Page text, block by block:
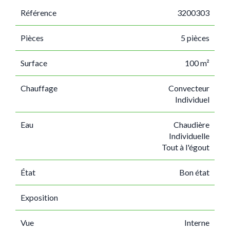
Référence 3200303
Pièces 5 pièces
Surface 100 m²
Chauffage
Convecteur
Individuel
Eau
Chaudière
Individuelle
Tout à l'égout
État Bon état
Exposition
Vue Interne